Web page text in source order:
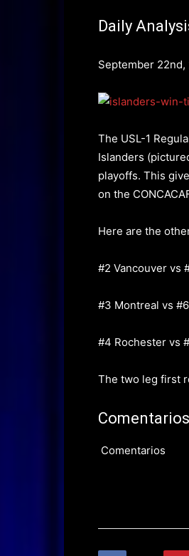
Daily
September 22nd,
The USL-1
Islanders
playoffs. This
on the
Here are the
#2 Vancouver vs
#3 Montreal vs
#4 Rochester vs
The two leg first
Comentarios
Comentarios